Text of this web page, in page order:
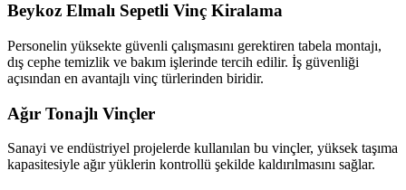
Beykoz Elmalı Sepetli Vinç Kiralama
Personelin yüksekte güvenli çalışmasını gerektiren tabela montajı,
dış cephe temizlik ve bakım işlerinde tercih edilir. İş güvenliği
açısından en avantajlı vinç türlerinden biridir.
Ağır Tonajlı Vinçler
Sanayi ve endüstriyel projelerde kullanılan bu vinçler, yüksek taşıma
kapasitesiyle ağır yüklerin kontrollü şekilde kaldırılmasını sağlar.